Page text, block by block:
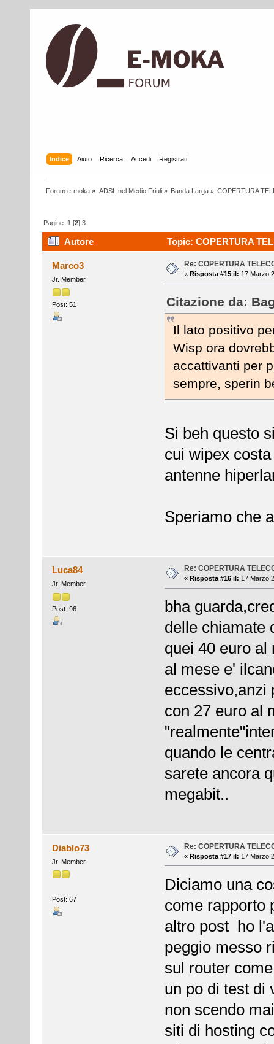
Indice Aiuto Ricerca Accedi Registrati
Forum e-moka » ADSL nel Medio Friuli» Banda Larga» COPERTURA
Pagine: 1 [2]3
Autore Topic: COPERTURA
Marco3
Jr. Member
Post: 51
Re: COPERTURA
« Risposta #15 il: 17 Marzo
Citazione da:
Il lato positivo
Wisp ora
accattivanti per
sempre, sperin
Si beh questo
cui wipex
antenne
Speriamo che
Luca84
Jr. Member
Post: 96
Re: COPERTURA
« Risposta #16 il: 17 Marzo
bha
delle chiamate
quei 40 euro al
al mese e'
eccessivo,anzi
con 27 euro al
quando le
sarete ancora
megabit..
Diablo73
Jr. Member
Post: 67
Re: COPERTURA
« Risposta #17 il: 17 Marzo
Diciamo una
come rapporto
altro post ho
peggio messo
sul router
un po di test di
non scendo
siti di hosting